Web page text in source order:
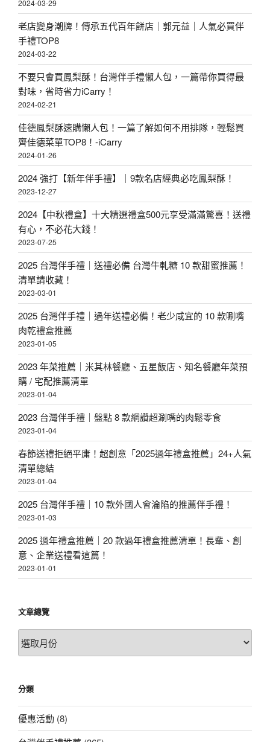
2024-03-29
老店變身潮牌！傳承五代百年餅店｜郭元益｜人氣必買伴
手禮TOP8
2024-03-22
不要只會買鳳梨酥！台灣伴手禮懶人包，一篇帶你買得最
對味，省時省力iCarry！
2024-02-21
佳德鳳梨酥速購懶人包！一篇了解如何不用排隊，輕鬆買
齊佳德菜單TOP8！-iCarry
2024-01-26
2024 強打【新年伴手禮】｜9款名店經典必吃鳳梨酥！
2023-12-27
2024【中秋禮盒】十大精選禮盒500元享受滿滿驚喜！送禮
有心，不必花大錢！
2023-07-25
2025 台灣伴手禮｜送禮必備 台灣牛軋糖 10 款甜蜜推薦！
清單請收藏！
2023-03-01
2025 台灣伴手禮｜過年送禮必備！老少咸宜的 10 款唰嘴
肉乾禮盒推薦
2023-01-05
2023 年菜推薦｜米其林餐廳、五星飯店、知名餐廳年菜預
購 / 宅配推薦清單
2023-01-04
2023 台灣伴手禮｜盤點 8 款網讚超涮嘴的肉鬆零食
2023-01-04
春節送禮拒絕平庸！超創意「2025過年禮盒推薦」24+人氣
清單總結
2023-01-04
2025 台灣伴手禮｜10 款外國人會淪陷的推薦伴手禮！
2023-01-03
2025 過年禮盒推薦｜20 款過年禮盒推薦清單！長輩、創
意、企業送禮看這篇！
2023-01-01
文章總覽
文
章
分類
優惠活動 (8)